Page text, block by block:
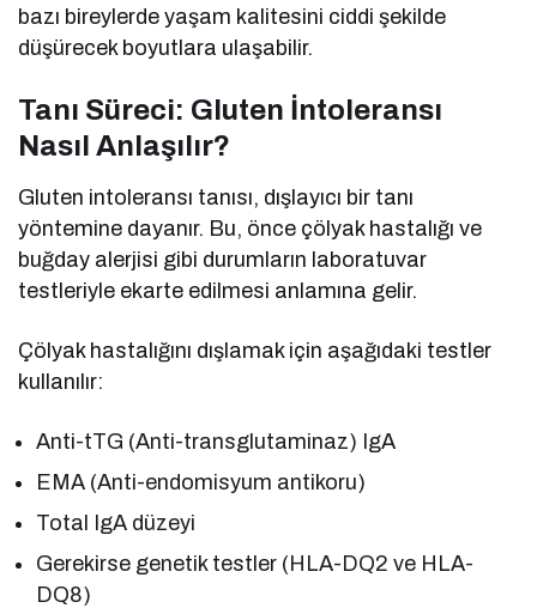
bazı bireylerde yaşam kalitesini ciddi şekilde
düşürecek boyutlara ulaşabilir.
Tanı Süreci: Gluten İntoleransı
Nasıl Anlaşılır?
Gluten intoleransı tanısı, dışlayıcı bir tanı
yöntemine dayanır. Bu, önce çölyak hastalığı ve
buğday alerjisi gibi durumların laboratuvar
testleriyle ekarte edilmesi anlamına gelir.
Çölyak hastalığını dışlamak için aşağıdaki testler
kullanılır:
Anti-tTG (Anti-transglutaminaz) IgA
EMA (Anti-endomisyum antikoru)
Total IgA düzeyi
Gerekirse genetik testler (HLA-DQ2 ve HLA-
DQ8)